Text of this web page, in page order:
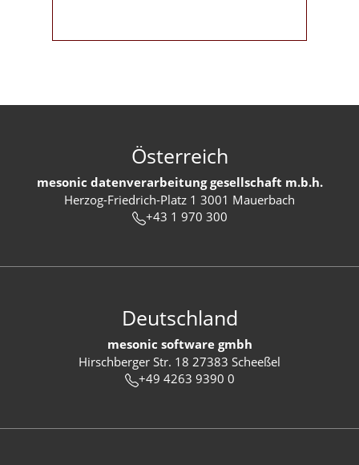
Österreich
mesonic datenverarbeitung gesellschaft m.b.h.
Herzog-Friedrich-Platz 1 3001 Mauerbach
+43 1 970 300
Deutschland
mesonic software gmbh
Hirschberger Str. 18 27383 Scheeßel
+49 4263 9390 0